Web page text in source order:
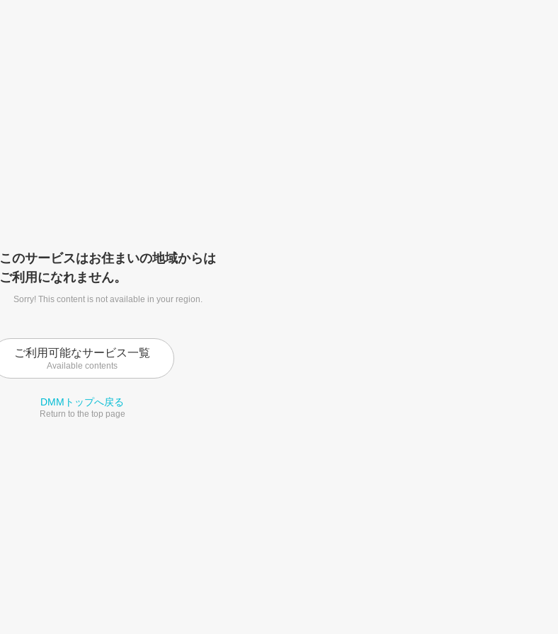
このサービスはお住まいの地域からは
ご利用になれません。
Sorry! This content is not available in your region.
ご利用可能なサービス一覧
Available contents
DMMトップへ戻る
Return to the top page